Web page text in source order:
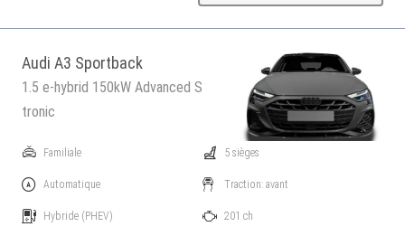
Audi A3 Sportback
1.5 e-hybrid 150kW Advanced S
tronic
Familiale
Automatique
Hybride (PHEV)
5 sièges
Traction: avant
201 ch